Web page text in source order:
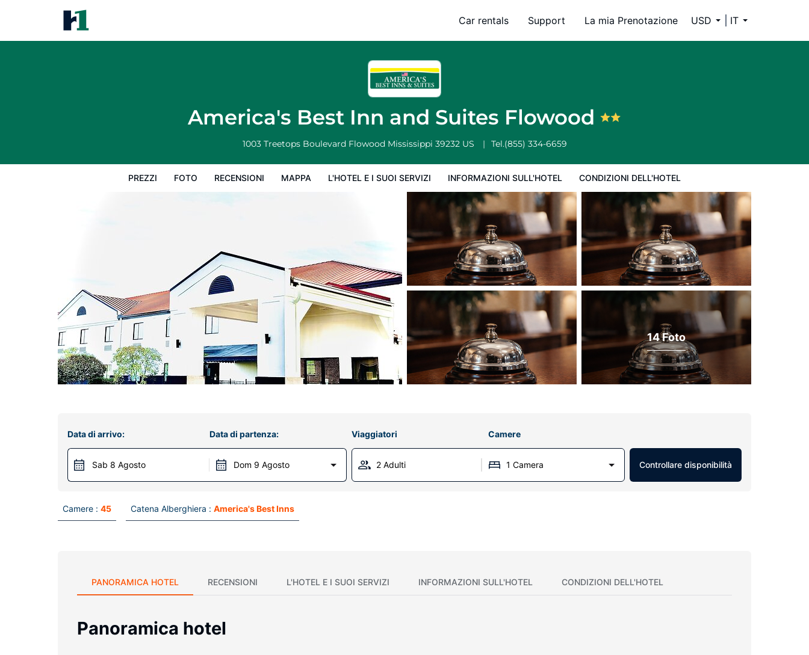
Car rentals Support La mia Prenotazione USD IT
America's Best Inn and Suites Flowood
1003 Treetops Boulevard Flowood Mississippi 39232 US Tel.(855) 334-6659
PREZZI FOTO RECENSIONI MAPPA L'HOTEL E I SUOI SERVIZI INFORMAZIONI SULL'HOTEL CONDIZIONI DELL'HOTEL
Condizioni dell'hotel
14 Foto
Data di arrivo:
Sab 8 Agosto
Data di partenza:
Dom 9 Agosto
Viaggiatori Camere
2 Adulti 1 Camera Controllare disponibilità
Camere : 45 Catena Alberghiera : America's Best Inns
PANORAMICA HOTEL RECENSIONI L'HOTEL E I SUOI SERVIZI INFORMAZIONI SULL'HOTEL CONDIZIONI DELL'HOTEL
Panoramica hotel